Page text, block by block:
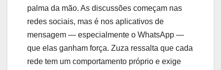
palma da mão. As discussões começam nas
redes sociais, mas é nos aplicativos de
mensagem — especialmente o WhatsApp —
que elas ganham força. Zuza ressalta que cada
rede tem um comportamento próprio e exige